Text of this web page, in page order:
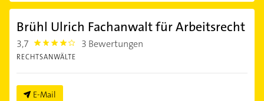
Brühl Ulrich Fachanwalt für Arbeitsrecht
3,7 3.7 3 Bewertungen
RECHTSANWÄLTE
E-Mail